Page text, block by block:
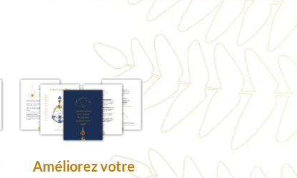
Améliorez votre